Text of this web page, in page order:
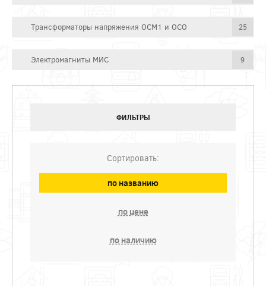
Трансформаторы напряжения ОСМ1 и ОСО 25
Электромагниты МИС 9
ФИЛЬТРЫ
Сортировать:
по названию
по цене
по наличию